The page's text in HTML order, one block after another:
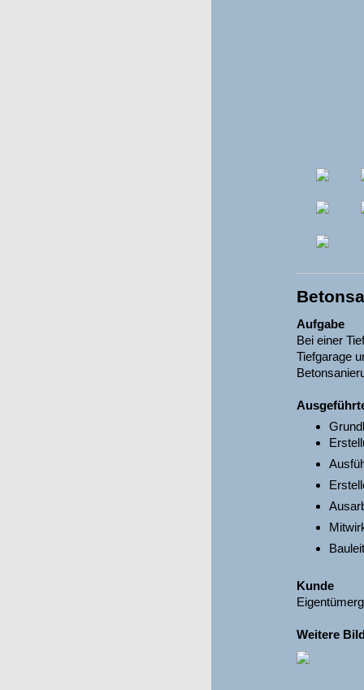
Aufgabe
Bei einer
Tiefgarage
Kunde
Weitere